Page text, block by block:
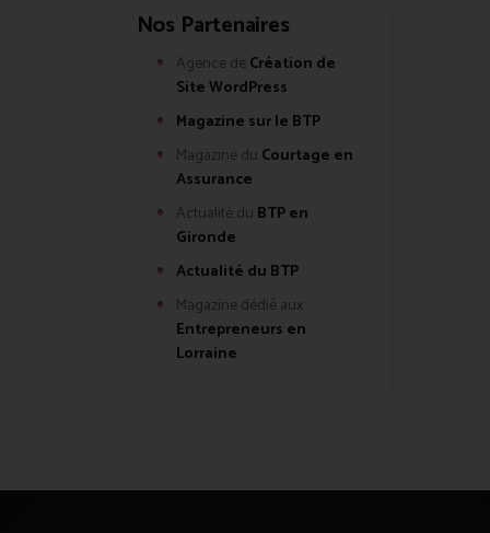
Nos Partenaires
Agence de Création de
Site WordPress
Magazine sur le BTP
Magazine du Courtage en
Assurance
Actualité du BTP en
Gironde
Actualité du BTP
Magazine dédié aux
Entrepreneurs en
Lorraine